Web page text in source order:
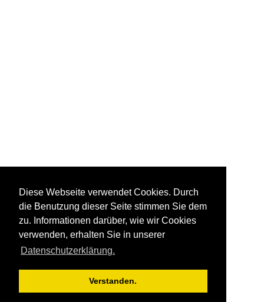
Diese Webseite verwendet Cookies. Durch
die Benutzung dieser Seite stimmen Sie dem
zu. Informationen darüber, wie wir Cookies
verwenden, erhalten Sie in unserer
Datenschutzerklärung.
Verstanden.